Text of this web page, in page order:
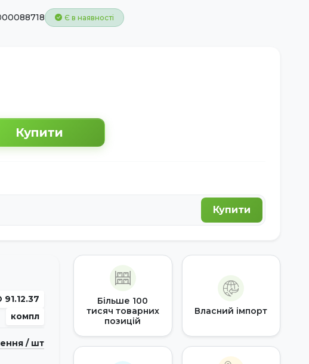
Є в наявності
Купити
Купити
91.12.37
компл
/ шт
Більше 100
тисяч товарних
позицій
Власний імпорт